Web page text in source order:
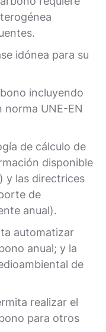
idónea para su
incluyendo
norma UNE-EN
de cálculo de
disponible
y las directrices
de
anual).
automatizar
anual; y la
de
realizar el
para otros